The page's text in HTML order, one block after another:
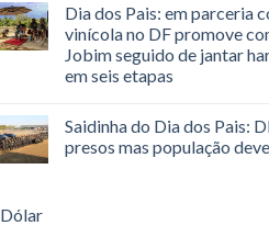
Dia dos Pais: em parceria
vinícola no DF promove
Jobim seguido de jantar
em seis etapas
Saidinha do Dia dos Pais:
presos mas população
Dólar